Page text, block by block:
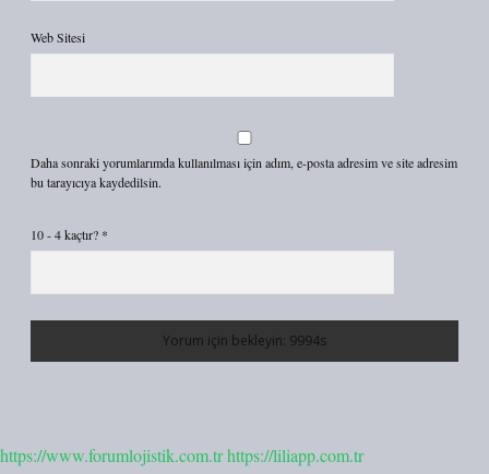
Web Sitesi
Daha sonraki yorumlarımda kullanılması için adım, e-posta adresim ve site adresim
bu tarayıcıya kaydedilsin.
10 - 4 kaçtır? *
https://www.forumlojistik.com.trhttps://liliapp.com.tr